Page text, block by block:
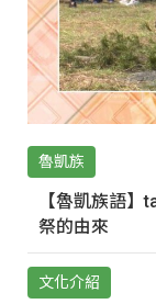
魯凱族
【魯凱族語】
祭的由來
文化介紹